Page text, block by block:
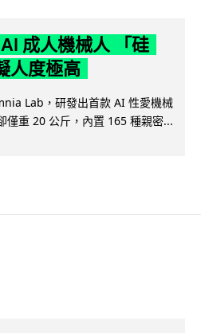
成人機械人 「硅
人度極高
Lab，研發出首款 AI 性愛機械
僅重 20 公斤，內置 165 種親密...